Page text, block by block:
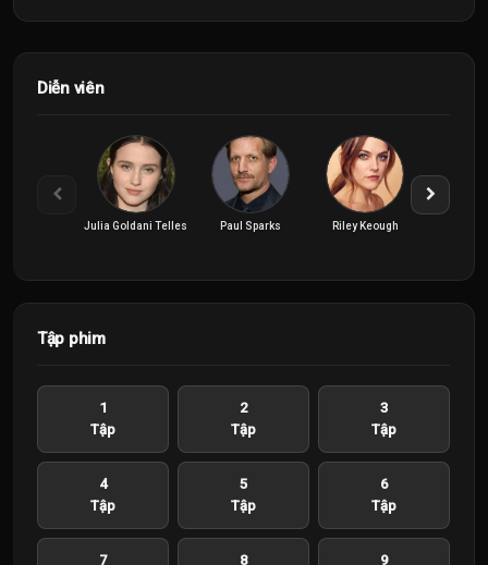
Diễn viên
Julia Goldani Telles Paul Sparks Riley Keough
Tập phim
1
Tập
2
Tập
3
Tập
4
Tập
5
Tập
6
Tập
7
8
9